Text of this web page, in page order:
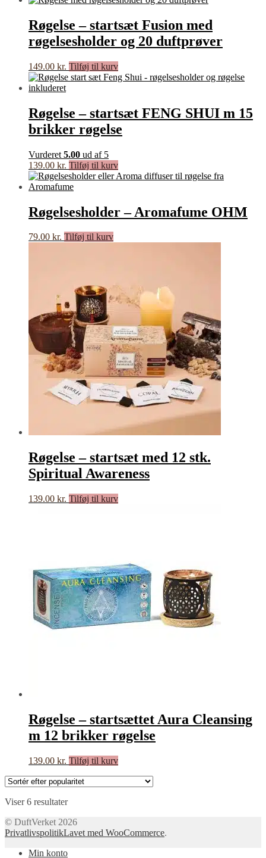
Røgelse – startsæt Fusion med
røgelsesholder og 20 duftprøver
149.00 kr. Tilføj til kurv
Røgelse – startsæt FENG SHUI m 15
brikker røgelse
Vurderet 5.00 ud af 5
139.00 kr. Tilføj til kurv
Røgelsesholder – Aromafume OHM
79.00 kr. Tilføj til kurv
Røgelse – startsæt med 12 stk.
Spiritual Awareness
139.00 kr. Tilføj til kurv
Røgelse – startsættet Aura Cleansing
m 12 brikker røgelse
139.00 kr. Tilføj til kurv
Viser 6 resultaterSorteret
popularitet
© DuftVerket 2026
PrivatlivspolitikLavet med WooCommerce.
Min konto